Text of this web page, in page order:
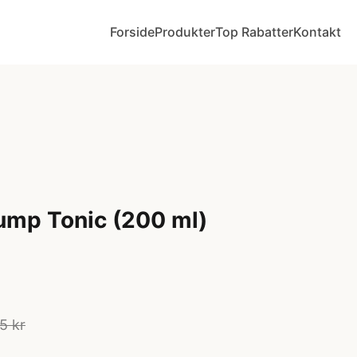
ForsideProdukterTop RabatterKontakt
Tonic (200 ml)
kr